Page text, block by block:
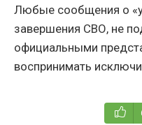
Любые сообщения о
завершения СВО, не
официальными
воспринимать